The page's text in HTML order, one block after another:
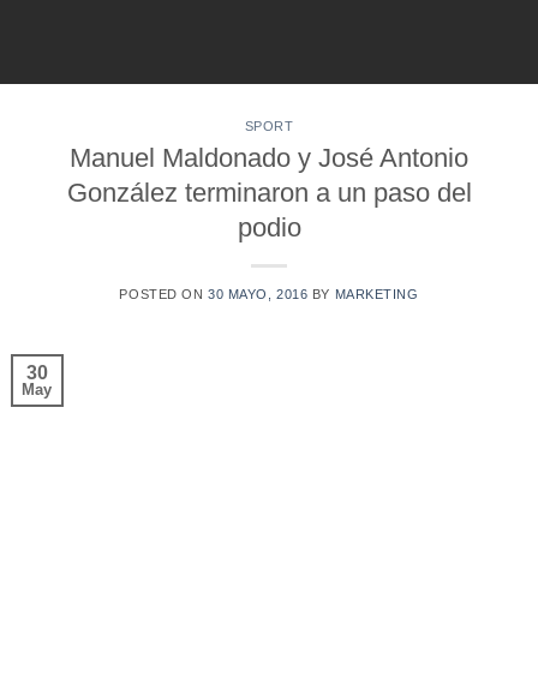
SPORT
Manuel Maldonado y José Antonio
González terminaron a un paso del
podio
POSTED ON30 MAYO, 2016 BY MARKETING
30
May